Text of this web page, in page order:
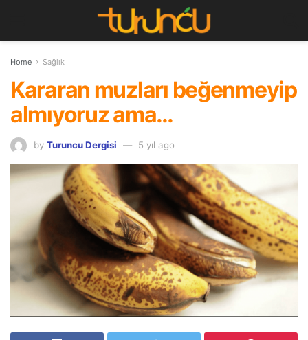
Home Sağlık
Kararan muzları beğenmeyip
almıyoruz ama…
by Turuncu Dergisi 5 yıl ago